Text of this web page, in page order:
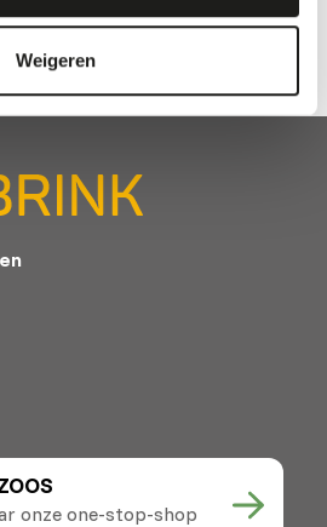
Weigeren
onze one-stop-shop